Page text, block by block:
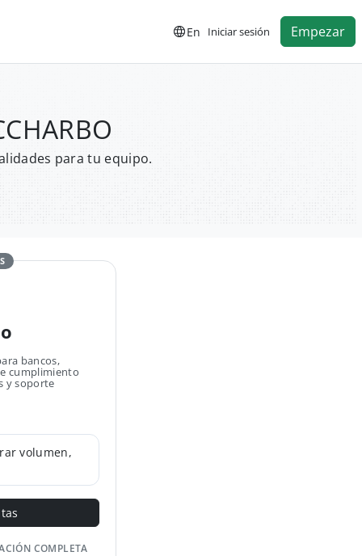
En Iniciar sesión Empezar
para tu equipo.
bancos,
cumplimiento
y soporte
volumen,
COMPLETA